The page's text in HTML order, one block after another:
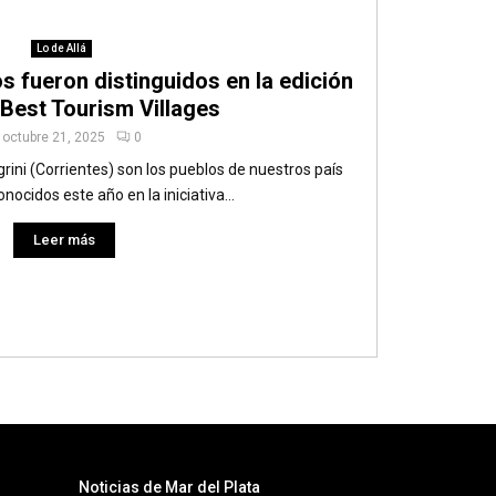
Lo de Allá
fueron distinguidos en la edición
Tourism Villages
octubre 21, 2025 0
(Corrientes) son los pueblos de nuestros país
este año en la iniciativa...
Leer más
Noticias de Mar del Plata